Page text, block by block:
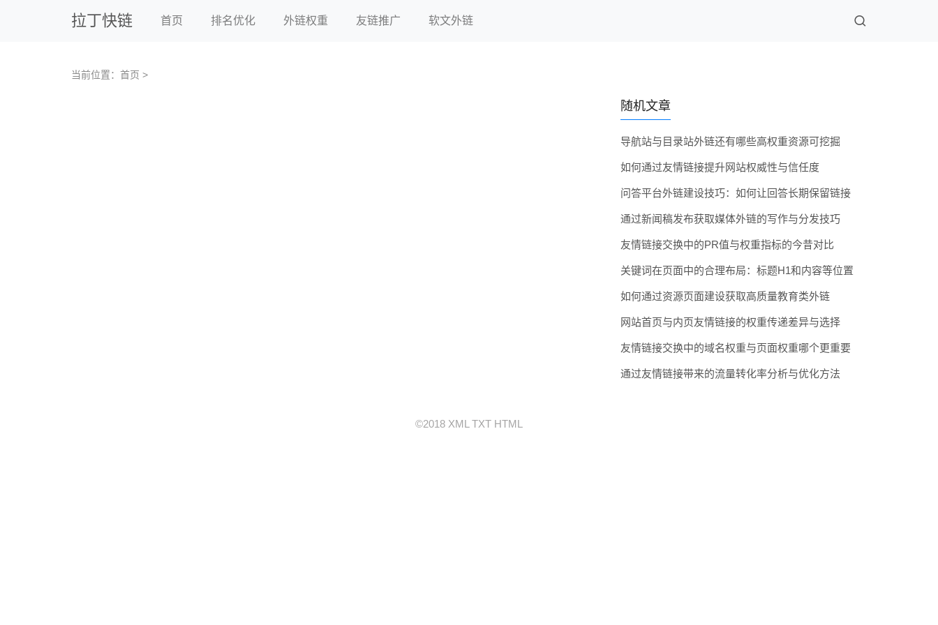
拉丁快链 首页 排名优化 外链权重 友链推广 软文外链
当前位置： 首页 >
随机文章
导航站与目录站外链还有哪些高权重资源可挖掘
如何通过友情链接提升网站权威性与信任度
问答平台外链建设技巧：如何让回答长期保留链接
通过新闻稿发布获取媒体外链的写作与分发技巧
友情链接交换中的PR值与权重指标的今昔对比
关键词在页面中的合理布局：标题H1和内容等位置
如何通过资源页面建设获取高质量教育类外链
网站首页与内页友情链接的权重传递差异与选择
友情链接交换中的域名权重与页面权重哪个更重要
通过友情链接带来的流量转化率分析与优化方法
©2018 XML TXT HTML